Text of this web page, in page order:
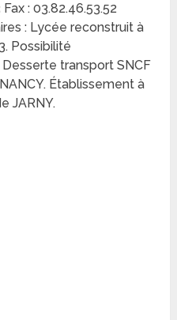
: 03.82.46.53.52
: Lycée reconstruit à
Possibilité
Desserte transport SNCF
Établissement à
JARNY.